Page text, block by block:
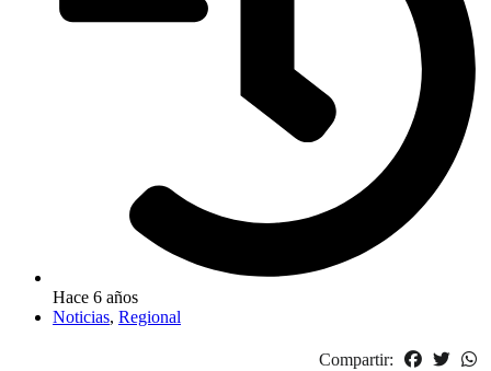
Hace 6 años
Noticias, Regional
Compartir: